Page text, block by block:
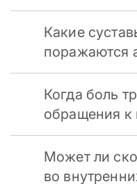
Какие
поражаются
Когда боль
обращения к
Может ли
во